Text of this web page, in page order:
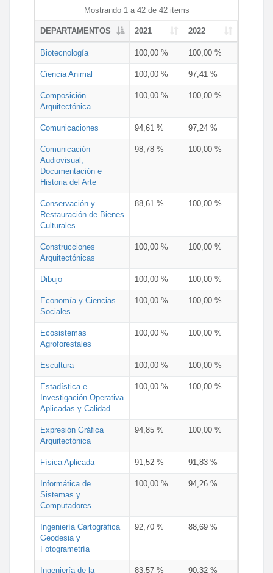
Mostrando 1 a 42 de 42 items
DEPARTAMENTOS 2021 2022
Biotecnología 100,00 % 100,00 %
Ciencia Animal 100,00 % 97,41 %
Composición
Arquitectónica
100,00 % 100,00 %
Comunicaciones 94,61 % 97,24 %
Comunicación
Audiovisual,
Documentación e
Historia del Arte
98,78 % 100,00 %
Conservación y
Restauración de Bienes
Culturales
88,61 % 100,00 %
Construcciones
Arquitectónicas
100,00 % 100,00 %
Dibujo 100,00 % 100,00 %
Economía y Ciencias
Sociales
100,00 % 100,00 %
Ecosistemas
Agroforestales
100,00 % 100,00 %
Escultura 100,00 % 100,00 %
Estadística e
Investigación Operativa
Aplicadas y Calidad
100,00 % 100,00 %
Expresión Gráfica
Arquitectónica
94,85 % 100,00 %
Física Aplicada 91,52 % 91,83 %
Informática de
Sistemas y
Computadores
100,00 % 94,26 %
Ingeniería Cartográfica
Geodesia y
Fotogrametría
92,70 % 88,69 %
Ingeniería de la
83,57 % 90,32 %